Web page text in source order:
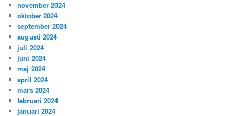
november 2024
oktober 2024
september 2024
augusti 2024
juli 2024
juni 2024
maj 2024
april 2024
mars 2024
februari 2024
januari 2024